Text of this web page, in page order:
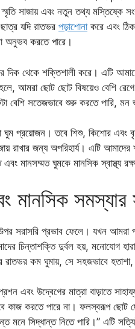
সাজায় এবং নতুন তথ্য মস্তিষ্কে
যদি রাতভর পড়াশোনাকরে এবং
অনুভব করতে পারে।
থেকে শক্তিশালী করে। এটি
আমরা ছোট ছোট বিষয়েও বেশি
বেশি সতেজভাবে শুরু করতে পারি,
ঘুম প্রয়োজন। তবে শিশু, কিশোর
রাখার জন্য অপরিহার্য। এটি আমাদের
মানসম্মত ঘুমকে মানসিক স্বাস্থ্য
মানসিক সমস্যার
সরাসরি প্রভাব ফেলে। যখন আমরা
চিন্তাশক্তি দুর্বল হয়, মনোযোগ
কম ঘুমায়, সে সহজভাবে
এবং উদ্বেগের মাত্রা বাড়াতে
কাজ করতে পারে না। ফলস্বরূপ ছোট
সিদ্ধান্ত নিতে পারি।” এটি